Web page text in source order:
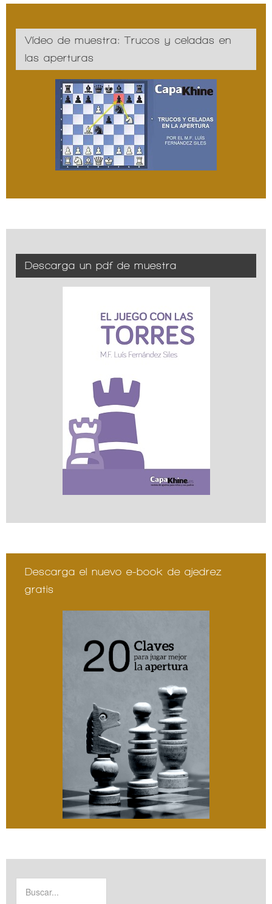
Vídeo de muestra: Trucos y celadas en
las aperturas
Descarga un pdf de muestra
Descarga el nuevo e-book de ajedrez
gratis